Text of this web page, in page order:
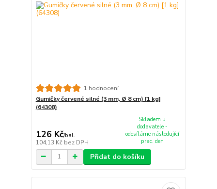
1 hodnocení
Gumičky červené silné (3 mm, Ø 8 cm) [1 kg]
(64308)
126 Kč/bal.
104,13 Kč bez DPH
Skladem u
dodavatele -
odesíláme následující
prac. den
Přidat do košíku